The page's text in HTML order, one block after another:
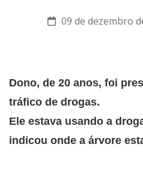
09 de dezembro
Dono, de 20 anos, foi
tráfico de drogas.
Ele estava usando a
indicou onde a árvore